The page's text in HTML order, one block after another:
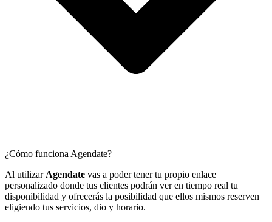
¿Cómo funciona Agendate?
Al utilizarAgendate vas a poder tener tu propio enlace
personalizado donde tus clientes podrán ver en tiempo real tu
disponibilidad y ofrecerás la posibilidad que ellos mismos reserven
eligiendo tus servicios, dio y horario.